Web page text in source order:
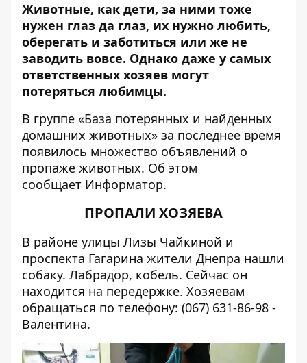
Животные, как дети, за ними тоже
нужен глаз да глаз, их нужно любить,
оберегать и заботиться или же не
заводить вовсе. Однако даже у самых
ответственных хозяев могут
потеряться любимцы.
В группе «База потерянных и найденных
домашних животных» за последнее время
появилось множество объявлений о
пропаже животных. Об этом
сообщает Информатор.
ПРОПАЛИ ХОЗЯЕВА
В районе улицы Лизы Чайкиной и
проспекта Гагарина жители Днепра нашли
собаку. Лабрадор, кобель. Сейчас он
находится на передержке. Хозяевам
обращаться по телефону: (067) 631-86-98 -
Валентина.